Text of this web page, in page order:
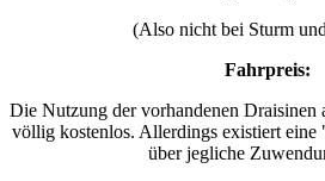
(Also nicht bei Sturm
Fahrpreis:
Die Nutzung der vorhandenen Draisinen
völlig kostenlos. Allerdings existiert eine
über jegliche